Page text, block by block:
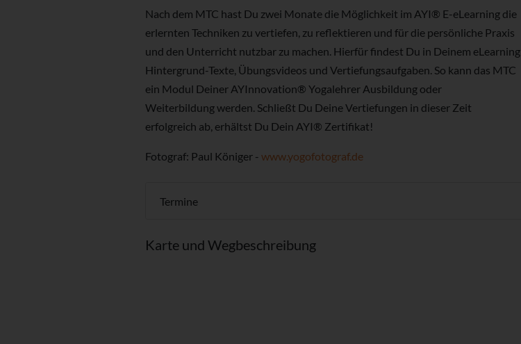
Nach dem MTC hast Du zwei Monate die Möglichkeit im AYI® E-eLearning die
erlernten Techniken zu vertiefen, zu reflektieren und für die persönliche Praxis
und den Unterricht nutzbar zu machen. Hierfür findest Du in Deinem eLearning
Hintergrund-Texte, Übungsvideos und Vertiefungsaufgaben. So kann das MTC
ein Modul Deiner AYInnovation® Yogalehrer Ausbildung oder
Weiterbildung werden. Schließt Du Deine Vertiefungen in dieser Zeit
erfolgreich ab, erhältst Du Dein AYI® Zertifikat!
Fotograf: Paul Königer - www.yogofotograf.de
Termine
Karte und Wegbeschreibung